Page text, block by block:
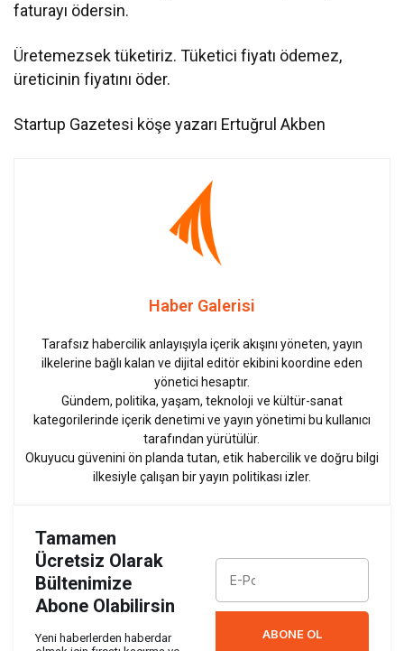
faturayı ödersin.
Üretemezsek tüketiriz. Tüketici fiyatı ödemez,
üreticinin fiyatını öder.
Startup Gazetesi köşe yazarı Ertuğrul Akben
Haber Galerisi
Tarafsız habercilik anlayışıyla içerik akışını yöneten, yayın
ilkelerine bağlı kalan ve dijital editör ekibini koordine eden
yönetici hesaptır.
Gündem, politika, yaşam, teknoloji ve kültür-sanat
kategorilerinde içerik denetimi ve yayın yönetimi bu kullanıcı
tarafından yürütülür.
Okuyucu güvenini ön planda tutan, etik habercilik ve doğru bilgi
ilkesiyle çalışan bir yayın politikası izler.
Tamamen
Ücretsiz Olarak
Bültenimize
Abone Olabilirsin
Yeni haberlerden haberdar
ABONE OL